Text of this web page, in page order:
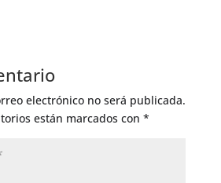
electrónico no será publicada.
están marcados con *